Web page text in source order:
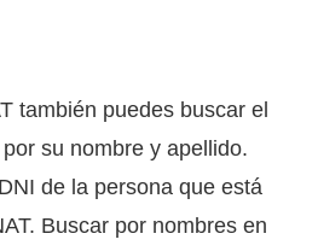
también puedes buscar el
su nombre y apellido.
de la persona que está
Buscar por nombres en